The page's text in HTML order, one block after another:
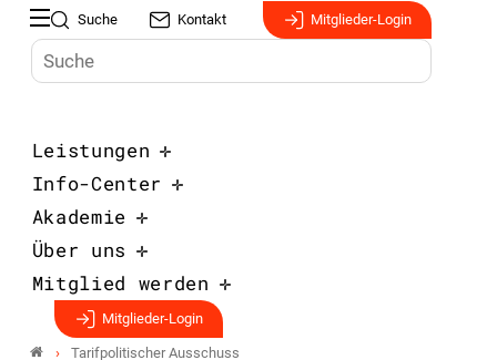
Suche Kontakt Mitglieder-Login
Leistungen
Info-Center
Akademie
Über uns
Mitglied werden
Mitglieder-Login
Tarifpolitischer Ausschuss